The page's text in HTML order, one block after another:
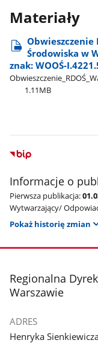
Materiały
Środowiska w
znak: WOOŚ-
1.11MB
Informacje o
Pierwsza publikacja:
Wytwarzający/
Pokaż historię zmian
stopka
Regionalna
Warszawie
ADRES
Henryka